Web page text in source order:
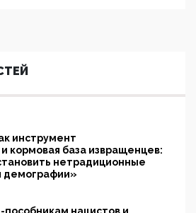
инструмент
кормовая база извращенцев:
нетрадиционные
демографии»